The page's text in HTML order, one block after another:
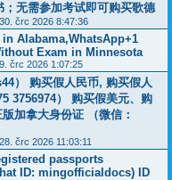
无需参加考试即可购买歌德
črc 2026 8:47:36
Alabama,WhatsApp+1
Exam in Minnesota
črc 2026 1:07:25
） 购买假人民币, 购买假人
3756974） 购买假美元、购
加拿大身份证 （微信：
črc 2026 11:03:11
passports
ID: mingofficialdocs) ID